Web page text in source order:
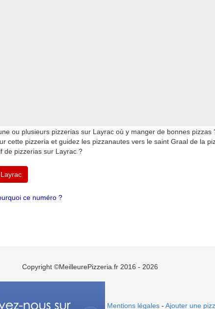
ou plusieurs pizzerias sur Layrac où y manger de bonnes
cette pizzeria et guidez les pizzanautes vers le saint Graal de la
de pizzerias sur Layrac ?
ce numéro ?
Copyright ©MeilleurePizzeria.fr 2016 - 2026
Mentions légales- Ajouter une